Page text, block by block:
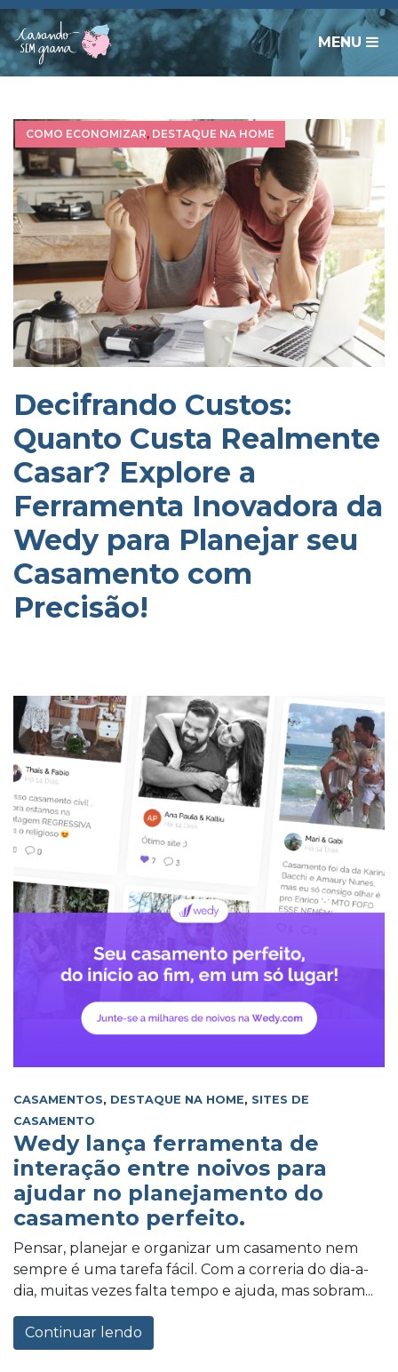
MENU
COMO ECONOMIZAR, DESTAQUE NA HOME
Decifrando Custos:
Quanto Custa Realmente
Casar? Explore a
Ferramenta Inovadora da
Wedy para Planejar seu
Casamento com
Precisão!
CASAMENTOS, DESTAQUE NA HOME, SITES DE
CASAMENTO
Wedy lança ferramenta de
interação entre noivos para
ajudar no planejamento do
casamento perfeito.
Pensar, planejar e organizar um casamento nem
sempre é uma tarefa fácil. Com a correria do dia-a-
dia, muitas vezes falta tempo e ajuda, mas sobram...
Continuar lendo